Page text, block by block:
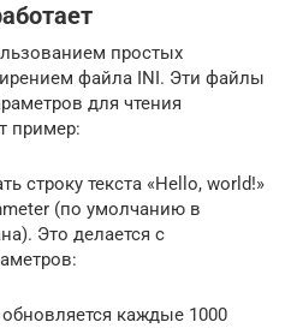
простых
файла INI. Эти файлы
для чтения
пример:
строку текста «Hello, world!»
(по умолчанию в
Это делается с
каждые 1000